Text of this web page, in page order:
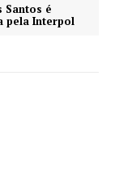
Santos é
pela Interpol